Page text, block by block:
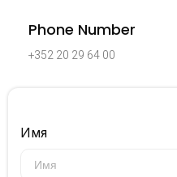
Имя
Phone Number
+352 20 29 64 00